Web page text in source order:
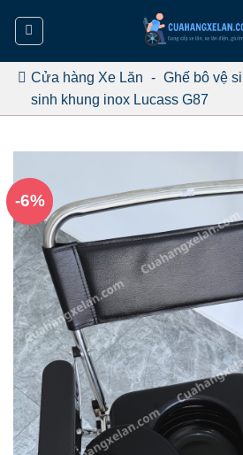
dung Cửa hàng Xe Lăn - Ghế bô vệ
sinh khung inox Lucass G87
-6%